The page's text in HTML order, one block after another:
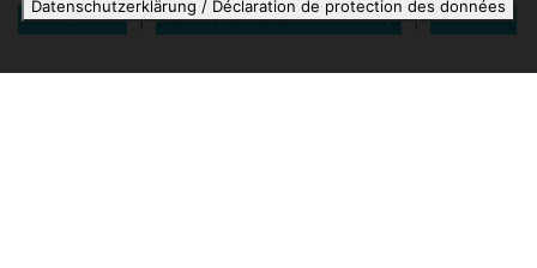
IMPRESSUM | DATENSCHUTZERKLÄRUNG | KONTAKT
Datenschutzerklärung / Déclaration de protection des données